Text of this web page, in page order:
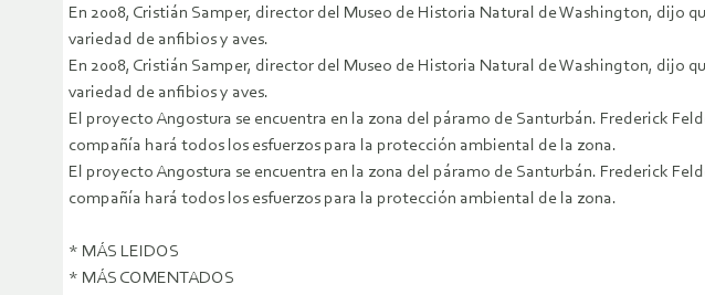
En 2008, Cristián Samper, director del Museo de Historia Natural de Washington, dijo
variedad de anfibios y aves.
En 2008, Cristián Samper, director del Museo de Historia Natural de Washington, dijo
variedad de anfibios y aves.
El proyecto Angostura se encuentra en la zona del páramo de Santurbán. Frederick
compañía hará todos los esfuerzos para la protección ambiental de la zona.
El proyecto Angostura se encuentra en la zona del páramo de Santurbán. Frederick
compañía hará todos los esfuerzos para la protección ambiental de la zona.
* MÁS LEIDOS
* MÁS COMENTADOS